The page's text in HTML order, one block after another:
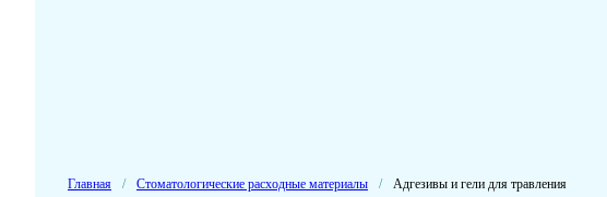
Главная / Стоматологические расходные материалы / Адгезивы и гели для травления